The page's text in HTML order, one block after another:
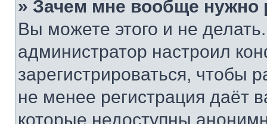
» Зачем мне вообще нужно
Вы можете этого и не
администратор настроил
зарегистрироваться, чтобы
не менее регистрация даёт
которые недоступны